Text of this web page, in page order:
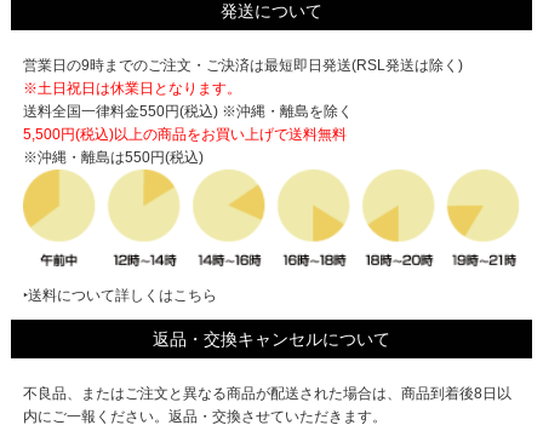
発送について
営業日の9時までのご注文・ご決済は最短即日発送(RSL発送は除く)
※土日祝日は休業日となります。
送料全国一律料金550円(税込) ※沖縄・離島を除く
5,500円(税込)以上の商品をお買い上げで送料無料
※沖縄・離島は550円(税込)
‣送料について詳しくはこちら
返品・交換キャンセルについて
不良品、またはご注文と異なる商品が配送された場合は、商品到着後8日以
内にご一報ください。返品・交換させていただきます。